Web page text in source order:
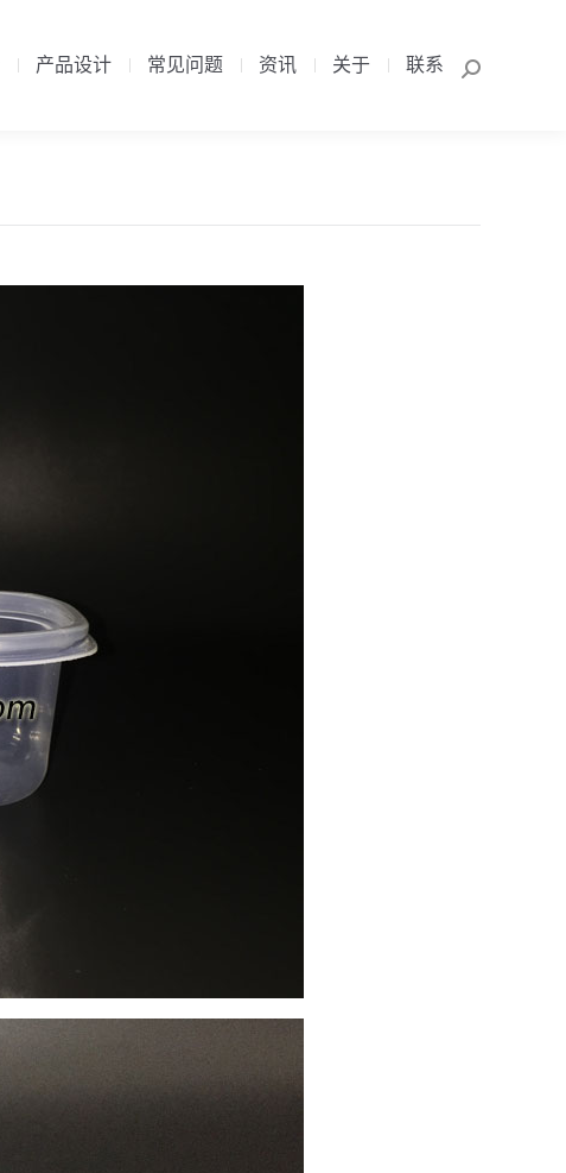
产品设计 常见问题 资讯 关于 联系 Search: